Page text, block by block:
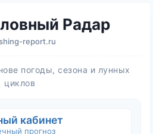
Радар
report.ru
погоды, сезона и лунных
циклов
кабинет
прогноз